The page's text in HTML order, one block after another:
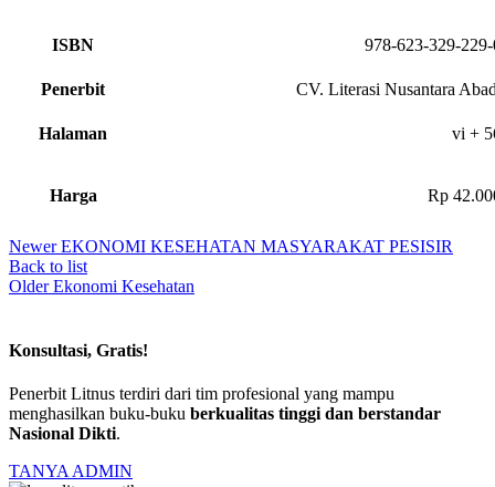
ISBN 978-623-329-
Penerbit CV. Literasi Nusantara
Halaman vi +
Harga Rp
Newer EKONOMI KESEHATAN MASYARAKAT PESISIR
Back to list
Older Ekonomi Kesehatan
Konsultasi, Gratis!
Penerbit Litnus terdiri dari tim profesional yang mampu
menghasilkan buku-buku berkualitas tinggi dan berstandar
Nasional Dikti.
TANYA ADMIN